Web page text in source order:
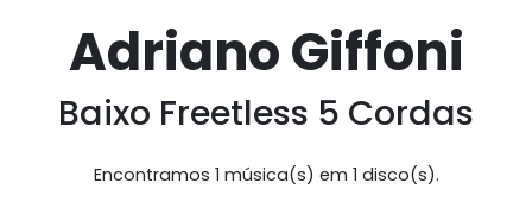
Adriano Giffoni
Baixo Freetless 5 Cordas
Encontramos 1 música(s) em 1 disco(s).